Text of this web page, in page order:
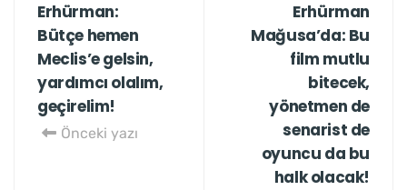
Erhürman:
Bütçe hemen
Meclis’e gelsin,
yardımcı olalım,
geçirelim!
Önceki yazı
Erhürman
Mağusa’da: Bu
film mutlu
bitecek,
yönetmen de
senarist de
oyuncu da bu
halk olacak!